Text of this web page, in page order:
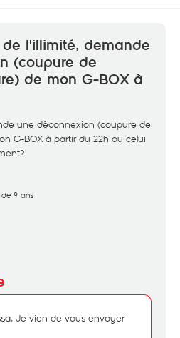
l'illimité, demande
(coupure de
de mon G-BOX à
une déconnexion (coupure de
G-BOX à partir du 22h ou celui
9 ans
Je vien de vous envoyer